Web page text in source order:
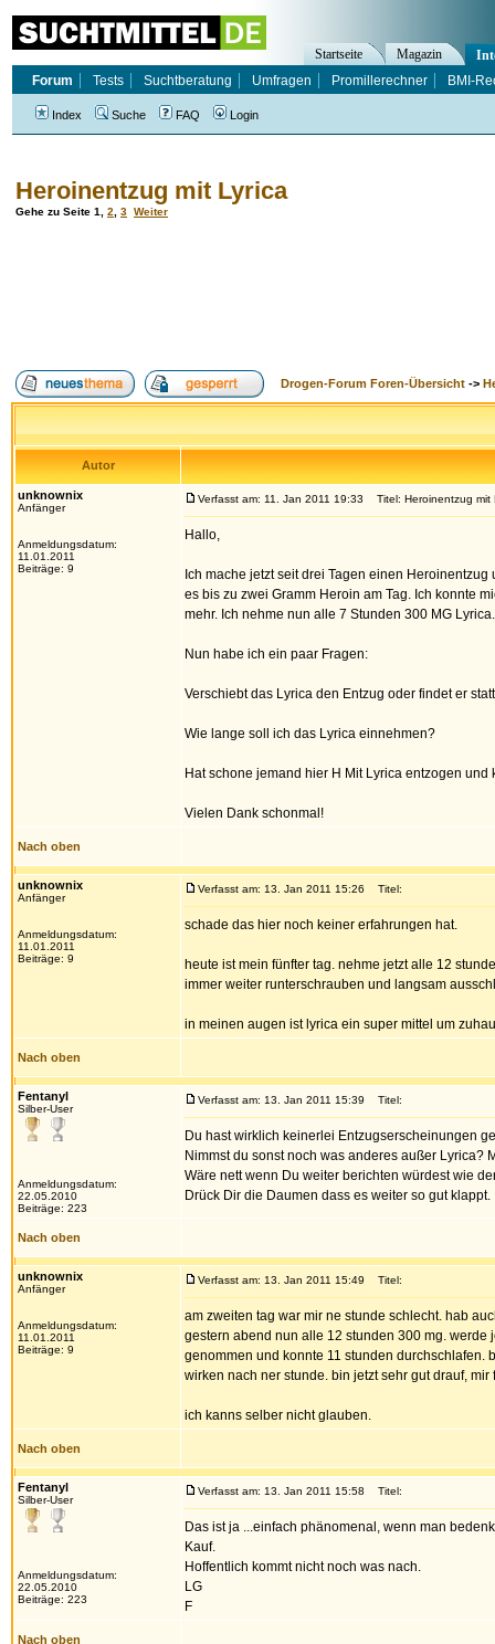
Heroinentzug mit Lyrica
Gehe zu Seite 1 2 3 Weiter
Drogen-Forum Foren-Übersicht ->
Autor
unknownix
Anfänger
Anmeldungsdatum:
11.01.2011
Beiträge: 9
Verfasst am: 11. Jan 2011 19:33 Titel: Heroinentzug mit
Hallo,
Ich mache jetzt seit drei Tagen einen
es bis zu zwei Gramm Heroin am Tag. Ich konnte
mehr. Ich nehme nun alle 7 Stunden 300 MG
Nun habe ich ein paar Fragen:
Verschiebt das Lyrica den Entzug oder findet er
Wie lange soll ich das Lyrica einnehmen?
Hat schone jemand hier H Mit Lyrica entzogen
Vielen Dank schonmal!
Nach oben
unknownix
Anfänger
Anmeldungsdatum:
11.01.2011
Beiträge: 9
Verfasst am: 13. Jan 2011 15:26 Titel:
schade das hier noch keiner erfahrungen hat.
heute ist mein fünfter tag. nehme jetzt alle 12
immer weiter runterschrauben und langsam
in meinen augen ist lyrica ein super mittel um
Nach oben
Fentanyl
Silber-User
Anmeldungsdatum:
22.05.2010
Beiträge: 223
Verfasst am: 13. Jan 2011 15:39 Titel:
Du hast wirklich keinerlei Entzugserscheinungen
Nimmst du sonst noch was anderes außer Lyrica?
Wäre nett wenn Du weiter berichten würdest wie
Drück Dir die Daumen dass es weiter so gut klappt.
Nach oben
unknownix
Anfänger
Anmeldungsdatum:
11.01.2011
Beiträge: 9
Verfasst am: 13. Jan 2011 15:49 Titel:
am zweiten tag war mir ne stunde schlecht. hab
gestern abend nun alle 12 stunden 300 mg.
genommen und konnte 11 stunden
wirken nach ner stunde. bin jetzt sehr gut drauf, mir
ich kanns selber nicht glauben.
Nach oben
Fentanyl
Silber-User
Anmeldungsdatum:
22.05.2010
Beiträge: 223
Verfasst am: 13. Jan 2011 15:58 Titel:
Das ist ja ...einfach phänomenal, wenn man
Kauf.
Hoffentlich kommt nicht noch was nach.
LG
F
Nach oben
Startseite Magazin
Forum
Tests Suchtberatung Umfragen Promillerechner BMI-
Index Suche FAQ Login